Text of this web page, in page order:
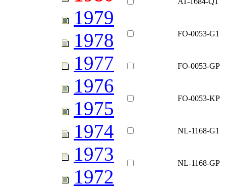
1979
1978
1977
1976
1975
1974
1973
1972
FO-0053-G1
FO-0053-GP
FO-0053-KP
NL-1168-G1
NL-1168-GP